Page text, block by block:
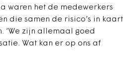
waren het de medewerkers
die samen de risico’s in kaart
‘We zijn allemaal goed
Wat kan er op ons af